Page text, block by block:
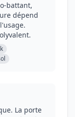
battant,
dépend
La porte